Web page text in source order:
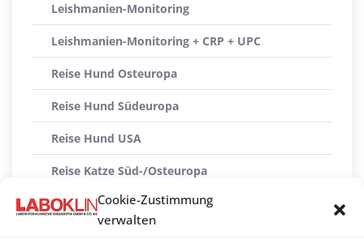
Cookie-Zustimmung
verwalten
Leishmanien-Monitoring
Leishmanien-Monitoring + CRP + UPC
Reise Hund Osteuropa
Reise Hund Südeuropa
Reise Hund USA
Reise Katze Süd-/Osteuropa
Thrombozytopenie-Profil groß (Hund)